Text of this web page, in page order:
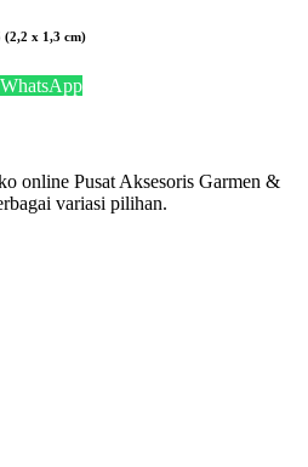
(2,2 x 1,3 cm)
online Pusat Aksesoris Garmen &
variasi pilihan.